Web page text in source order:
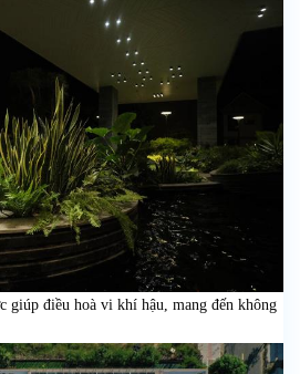
giúp điều hoà vi khí hậu, mang đến không